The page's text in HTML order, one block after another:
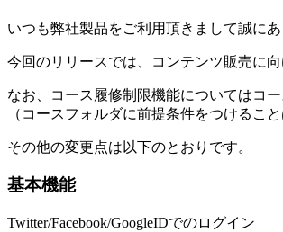
いつも弊社製品をご利用頂きまして誠に
今回のリリースでは、コンテンツ販売に
なお、コース履修制限機能についてはコ
（コースフォルダに前提条件をつけるこ
その他の変更点は以下のとおりです。
基本機能
Twitter/Facebook/GoogleIDでのログイン